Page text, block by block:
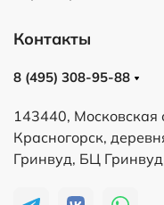
Контакты
8 (495) 308-95-88
143440, Московская
Красногорск,
Гринвуд, БЦ